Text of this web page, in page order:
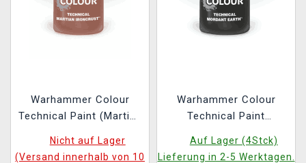
Warhammer Colour
Technical Paint (Martian
Texturfarbe, Braun
Nicht auf Lager
(Versand innerhalb von 10
Warhammer Colour
Technical Paint
Texturfarbe, Schwarz
Auf Lager (4Stck)
Lieferung in 2-5 Werktagen.